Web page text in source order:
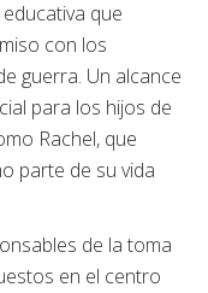
que
con los
guerra. Un alcance
para los hijos de
Rachel, que
parte de su vida
de la toma
en el centro